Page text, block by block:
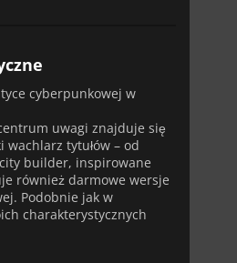
cyberpunkowej w
uwagi znajduje się
tytułów – od
builder, inspirowane
również darmowe wersje
Podobnie jak w
charakterystycznych